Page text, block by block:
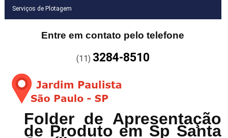
Serviços de Plotagem
Entre em contato pelo telefone
(11) 3284-8510
Folder de Apresentação
de Produto em Sp Santa